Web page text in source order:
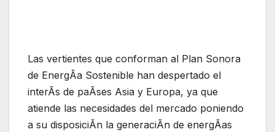
Las vertientes que conforman al Plan Sonora
de EnergÃa Sostenible han despertado el
interÃs de paÃses Asia y Europa, ya que
atiende las necesidades del mercado poniendo
a su disposiciÃn la generaciÃn de energÃas